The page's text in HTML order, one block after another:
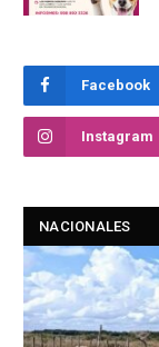
Facebook
Instagram
NACIONALES